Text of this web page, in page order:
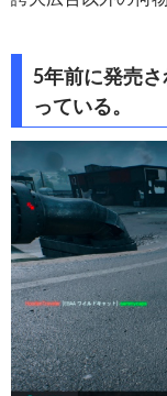
5年前に発売
っている。